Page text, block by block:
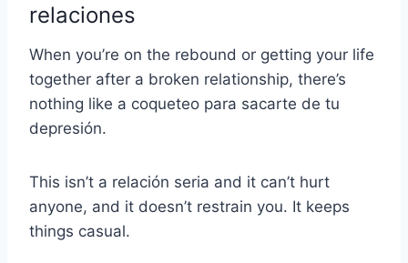
relaciones
When you’re on the rebound or getting your life
together after a broken relationship, there’s
nothing like a coqueteo para sacarte de tu
depresión.
This isn’t a relación seria and it can’t hurt
anyone, and it doesn’t restrain you. It keeps
things casual.